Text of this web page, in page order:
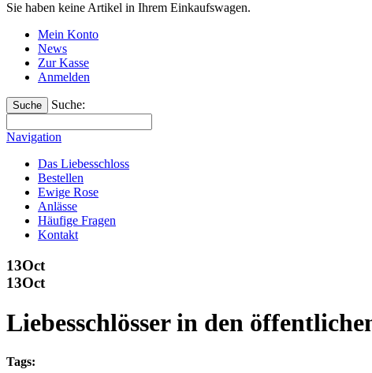
Sie haben keine Artikel in Ihrem Einkaufswagen.
Mein Konto
News
Zur Kasse
Anmelden
Suche Suche:
Navigation
Das Liebesschloss
Bestellen
Ewige Rose
Anlässe
Häufige Fragen
Kontakt
13Oct
13Oct
Liebesschlösser in den
Tags: